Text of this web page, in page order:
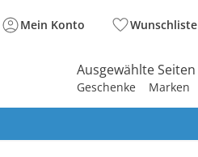
Mein Konto Wunschliste
Ausgewählte Seiten
Geschenke Marken